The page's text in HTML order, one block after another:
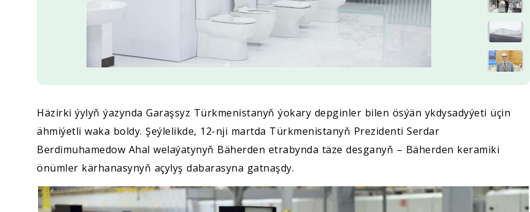
Häzirki ýylyň ýazynda Garaşsyz Türkmenistanyň ýokary depginler bilen ösýän ykdysadyýeti üçin
ähmiýetli waka boldy. Şeýlelikde, 12-nji martda Türkmenistanyň Prezidenti Serdar
Berdimuhamedow Ahal welaýatynyň Bäherden etrabynda täze desganyň – Bäherden keramiki
önümler kärhanasynyň açylyş dabarasyna gatnaşdy.